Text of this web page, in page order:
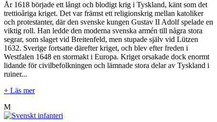
År 1618 började ett långt och blodigt krig i Tyskland, känt som det
trettioåriga kriget. Det var främst ett religionskrig mellan katoliker
och protestanter, där den svenske kungen Gustav II Adolf spelade en
viktig roll. Han ledde den moderna svenska armén till några stora
segrar, som slaget vid Breitenfeld, men stupade själv vid Lützen
1632. Sverige fortsatte därefter kriget, och blev efter freden i
Westfalen 1648 en stormakt i Europa. Kriget orsakade dock enormt
lidande för civilbefolkningen och lämnade stora delar av Tyskland i
ruiner...
+ Läs mer
M